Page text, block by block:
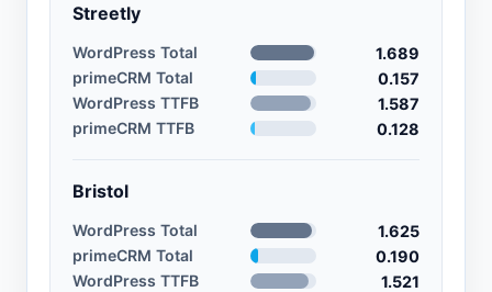
Streetly
WordPress Total
1.689
primeCRM Total
0.157
WordPress TTFB
1.587
primeCRM TTFB
0.128
Bristol
WordPress Total
1.625
primeCRM Total
0.190
WordPress TTFB
1.521